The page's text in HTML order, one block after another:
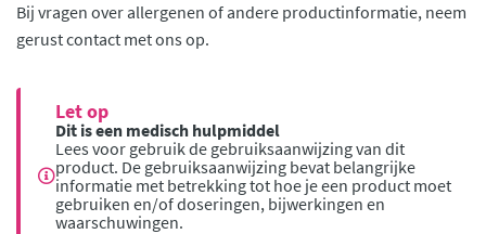
Bij vragen over allergenen of andere productinformatie, neem
gerust contact met ons op.
Let op
Dit is een medisch hulpmiddel
Lees voor gebruik de gebruiksaanwijzing van dit
product. De gebruiksaanwijzing bevat belangrijke
informatie met betrekking tot hoe je een product moet
gebruiken en/of doseringen, bijwerkingen en
waarschuwingen.